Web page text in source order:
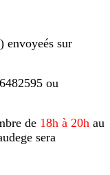
envoyeés sur
ou
de 18h à 20h au
sera